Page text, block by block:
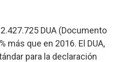
DUA (Documento
más que en 2016. El DUA,
para la declaración